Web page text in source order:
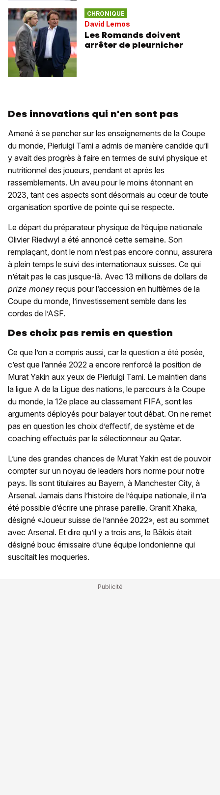
CHRONIQUE
David Lemos
Les Romands doivent
arrêter de pleurnicher
Des innovations qui n'en sont pas
Amené à se pencher sur les enseignements de la Coupe
du monde, Pierluigi Tami a admis de manière candide qu’il
y avait des progrès à faire en termes de suivi physique et
nutritionnel des joueurs, pendant et après les
rassemblements. Un aveu pour le moins étonnant en
2023, tant ces aspects sont désormais au cœur de toute
organisation sportive de pointe qui se respecte.
Le départ du préparateur physique de l’équipe nationale
Olivier Riedwyl a été annoncé cette semaine. Son
remplaçant, dont le nom n’est pas encore connu, assurera
à plein temps le suivi des internationaux suisses. Ce qui
n’était pas le cas jusque-là. Avec 13 millions de dollars de
prize money reçus pour l’accession en huitièmes de la
Coupe du monde, l’investissement semble dans les
cordes de l’ASF.
Des choix pas remis en question
Ce que l’on a compris aussi, car la question a été posée,
c’est que l’année 2022 a encore renforcé la position de
Murat Yakin aux yeux de Pierluigi Tami. Le maintien dans
la ligue A de la Ligue des nations, le parcours à la Coupe
du monde, la 12e place au classement FIFA, sont les
arguments déployés pour balayer tout débat. On ne remet
pas en question les choix d’effectif, de système et de
coaching effectués par le sélectionneur au Qatar.
L’une des grandes chances de Murat Yakin est de pouvoir
compter sur un noyau de leaders hors norme pour notre
pays. Ils sont titulaires au Bayern, à Manchester City, à
Arsenal. Jamais dans l’histoire de l’équipe nationale, il n’a
été possible d’écrire une phrase pareille. Granit Xhaka,
désigné «Joueur suisse de l’année 2022», est au sommet
avec Arsenal. Et dire qu’il y a trois ans, le Bâlois était
désigné bouc émissaire d’une équipe londonienne qui
suscitait les moqueries.